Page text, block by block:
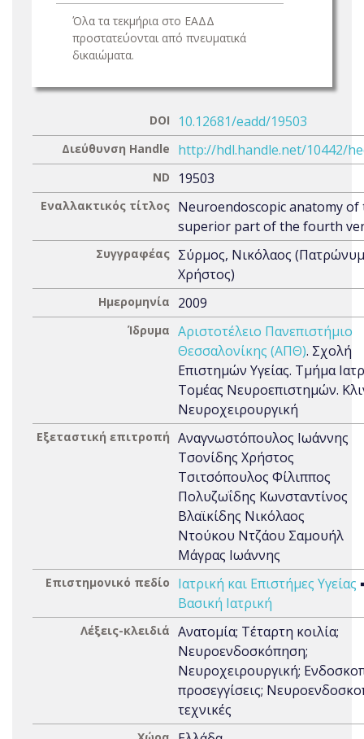
Όλα τα τεκμήρια στο ΕΑΔΔ
προστατεύονται από πνευματικά
δικαιώματα.
DOI 10.12681/eadd/19503
Διεύθυνση Handle http://hdl.handle.net/10442/
ND 19503
Εναλλακτικός τίτλος Neuroendoscopic anatomy of
superior part of the fourth
Συγγραφέας Σύρμος, Νικόλαος
Χρήστος)
Ημερομηνία 2009
Ίδρυμα Αριστοτέλειο Πανεπιστήμιο
Θεσσαλονίκης (ΑΠΘ). Σχολή
Επιστημών Υγείας. Τμήμα
Τομέας Νευροεπιστημών.
Νευροχειρουργική
Εξεταστική επιτροπή Αναγνωστόπουλος Ιωάννης
Τσονίδης Χρήστος
Τσιτσόπουλος Φίλιππος
Πολυζωΐδης Κωνσταντίνος
Βλαϊκίδης Νικόλαος
Ντούκου Ντζάου Σαμουήλ
Μάγρας Ιωάννης
Επιστημονικό πεδίο Ιατρική και Επιστήμες Υγείας
Βασική Ιατρική
Λέξεις-κλειδιά Ανατομία; Τέταρτη κοιλία;
Νευροενδοσκόπηση;
Νευροχειρουργική;
προσεγγίσεις;
τεχνικές